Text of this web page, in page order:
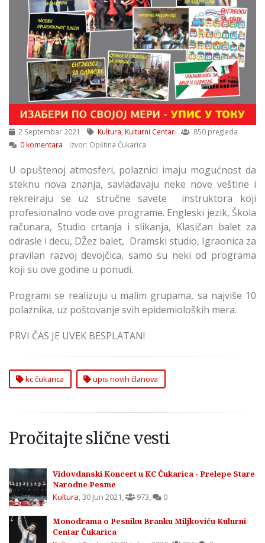
2 Septembar 2021 Kultura Kulturni Centar
850 pregleda
0 komentara
Izvor: Opština Čukarica
U opuštenoj atmosferi, polaznici imaju mogućnost da
steknu nova znanja, savladavaju neke nove veštine i
rekreiraju se uz stručne savete instruktora koji
profesionalno vode ove programe. Engleski jezik, Škola
računara, Studio crtanja i slikanja, Klasičan balet za
odrasle i decu, DŽez balet, Dramski studio, Igraonica za
pravilan razvoj devojčica, samo su neki od programa
koji su ove godine u ponudi.
Programi se realizuju u malim grupama, sa najviše 10
polaznika, uz poštovanje svih epidemioloških mera.
PRVI ČAS JE UVEK BESPLATAN!
kc čukarica upis novih članova
Pročitajte slične vesti
Vidovdanski Koncert u KC Čukarica - Prelepe Stare
Narodne Pesme
Kultura,30 Jun 2021, 973, 0
Monodrama o Pesniku Branku Miljkoviću Kulurni
Centar Čukarica